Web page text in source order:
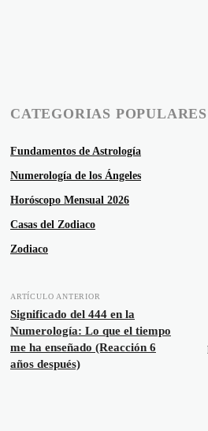
CATEGORIAS POPULARES
Fundamentos de Astrología
Numerología de los Ángeles
Horóscopo Mensual 2026
Casas del Zodiaco
Zodiaco
ARTÍCULO ANTERIOR
Significado del 444 en la
Numerología: Lo que el tiempo
me ha enseñado (Reacción 6
años después)